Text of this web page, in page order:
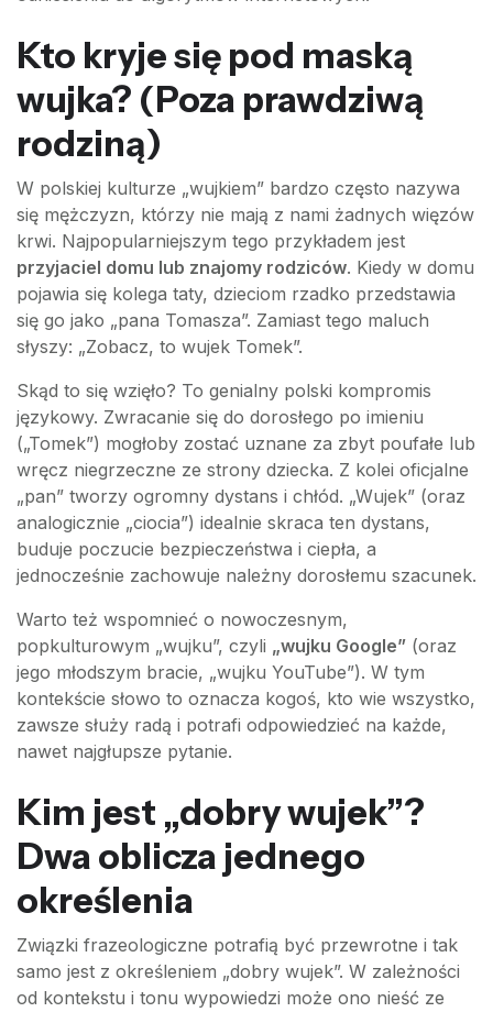
Kto kryje się pod maską
wujka? (Poza prawdziwą
rodziną)
W polskiej kulturze „wujkiem” bardzo często nazywa
się mężczyzn, którzy nie mają z nami żadnych więzów
krwi. Najpopularniejszym tego przykładem jest
przyjaciel domu lub znajomy rodziców. Kiedy w domu
pojawia się kolega taty, dzieciom rzadko przedstawia
się go jako „pana Tomasza”. Zamiast tego maluch
słyszy: „Zobacz, to wujek Tomek”.
Skąd to się wzięło? To genialny polski kompromis
językowy. Zwracanie się do dorosłego po imieniu
(„Tomek”) mogłoby zostać uznane za zbyt poufałe lub
wręcz niegrzeczne ze strony dziecka. Z kolei oficjalne
„pan” tworzy ogromny dystans i chłód. „Wujek” (oraz
analogicznie „ciocia”) idealnie skraca ten dystans,
buduje poczucie bezpieczeństwa i ciepła, a
jednocześnie zachowuje należny dorosłemu szacunek.
Warto też wspomnieć o nowoczesnym,
popkulturowym „wujku”, czyli „wujku Google” (oraz
jego młodszym bracie, „wujku YouTube”). W tym
kontekście słowo to oznacza kogoś, kto wie wszystko,
zawsze służy radą i potrafi odpowiedzieć na każde,
nawet najgłupsze pytanie.
Kim jest „dobry wujek”?
Dwa oblicza jednego
określenia
Związki frazeologiczne potrafią być przewrotne i tak
samo jest z określeniem „dobry wujek”. W zależności
od kontekstu i tonu wypowiedzi może ono nieść ze